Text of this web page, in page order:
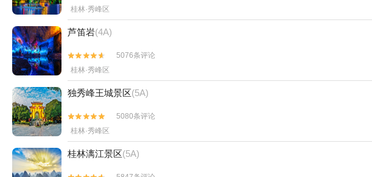
桂林·秀峰区
芦笛岩(4A)


5076条评论
桂林·秀峰区
独秀峰王城景区(5A)


5080条评论
桂林·秀峰区
桂林漓江景区(5A)